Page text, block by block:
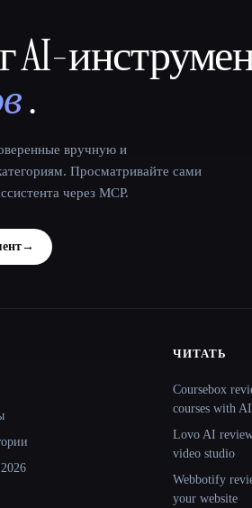
AI-
.
вручную и
Просматривайте сами
через MCP.
→
ЧИТАТЬ
Coursebox
courses with AI
Lovo AI
video studio
Webbotify
your website